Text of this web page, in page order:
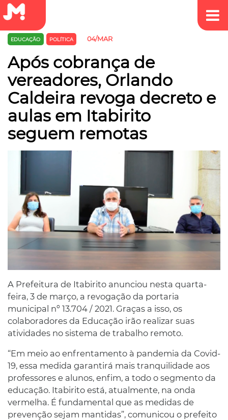
EDUCAÇÃO POLÍTICA 04/MAR
Após cobrança de
vereadores, Orlando
Caldeira revoga decreto e
aulas em Itabirito
seguem remotas
A Prefeitura de Itabirito anunciou nesta quarta-
feira, 3 de março, a revogação da portaria
municipal nº 13.704 / 2021. Graças a isso, os
colaboradores da Educação irão realizar suas
atividades no sistema de trabalho remoto.
“Em meio ao enfrentamento à pandemia da Covid-
19, essa medida garantirá mais tranquilidade aos
professores e alunos, enfim, a todo o segmento da
educação. Itabirito está, atualmente, na onda
vermelha. É fundamental que as medidas de
prevenção sejam mantidas”, comunicou o prefeito